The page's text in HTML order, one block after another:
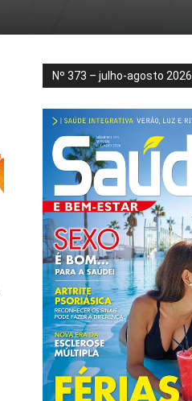
Nº 373 – julho-agosto 2026